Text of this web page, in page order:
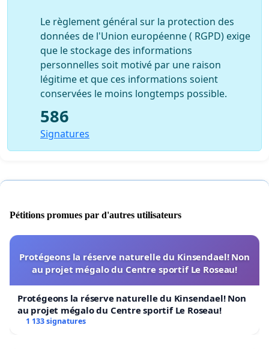
Le règlement général sur la protection des
données de l'Union européenne ( RGPD) exige
que le stockage des informations
personnelles soit motivé par une raison
légitime et que ces informations soient
conservées le moins longtemps possible.
586
Signatures
Pétitions promues par d'autres utilisateurs
Protégeons la réserve naturelle du Kinsendael! Non
au projet mégalo du Centre sportif Le Roseau!
Protégeons la réserve naturelle du Kinsendael! Non
au projet mégalo du Centre sportif Le Roseau!
1 133 signatures